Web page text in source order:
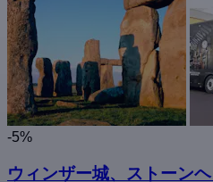
-5%
ウィンザー城、ストーン